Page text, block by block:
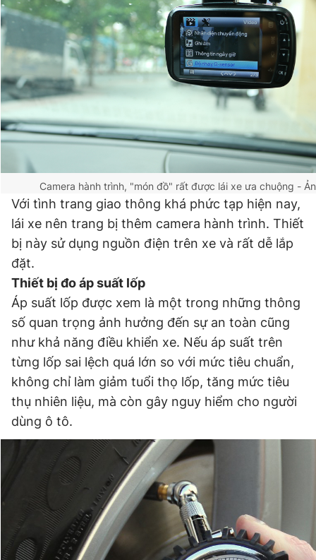
Camera hành trình, "món đồ" rất được lái xe ưa chuộng -
Với tình trang giao thông khá phức tạp hiện nay,
lái xe nên trang bị thêm camera hành trình. Thiết
bị này sử dụng nguồn điện trên xe và rất dễ lắp
đặt.
Thiết bị đo áp suất lốp
Áp suất lốp được xem là một trong những thông
số quan trọng ảnh hưởng đến sự an toàn cũng
như khả năng điều khiển xe. Nếu áp suất trên
từng lốp sai lệch quá lớn so với mức tiêu chuẩn,
không chỉ làm giảm tuổi thọ lốp, tăng mức tiêu
thụ nhiên liệu, mà còn gây nguy hiểm cho người
dùng ô tô.